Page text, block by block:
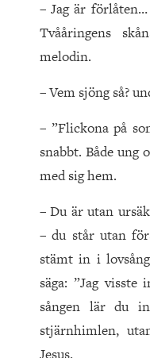
– Jag är
Tvååringens
melodin.
– Vem sjöng så?
– ”Flickona på
snabbt. Både
med sig hem.
– Du är utan
– du står utan
stämt in i
säga: ”Jag
sången lär du
stjärnhimlen,